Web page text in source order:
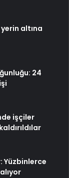
altına
24
işçiler
Yüzbinlerce